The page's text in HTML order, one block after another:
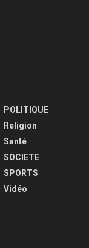
POLITIQUE
Religion
Santé
SOCIETE
SPORTS
Vidéo